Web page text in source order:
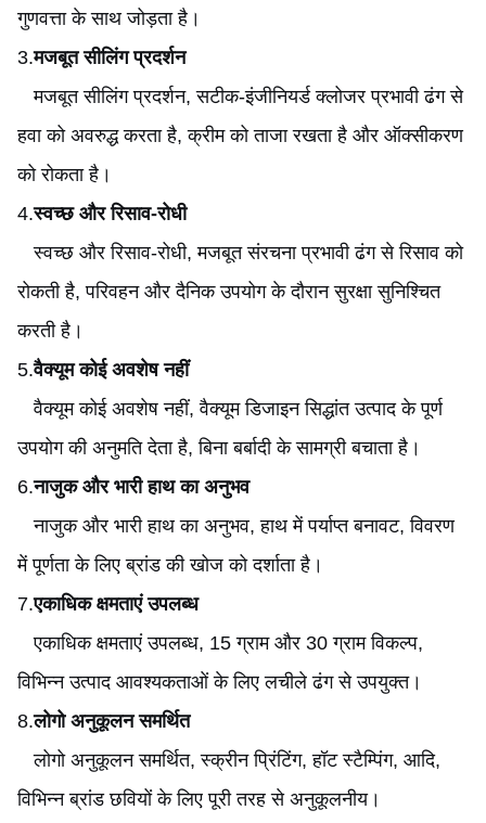
गुणवत्ता के साथ जोड़ता है।
3.मजबूत सीलिंग प्रदर्शन
मजबूत सीलिंग प्रदर्शन, सटीक-इंजीनियर्ड क्लोजर प्रभावी ढंग से
हवा को अवरुद्ध करता है, क्रीम को ताजा रखता है और ऑक्सीकरण
को रोकता है।
4.स्वच्छ और रिसाव-रोधी
स्वच्छ और रिसाव-रोधी, मजबूत संरचना प्रभावी ढंग से रिसाव को
रोकती है, परिवहन और दैनिक उपयोग के दौरान सुरक्षा सुनिश्चित
करती है।
5.वैक्यूम कोई अवशेष नहीं
वैक्यूम कोई अवशेष नहीं, वैक्यूम डिजाइन सिद्धांत उत्पाद के पूर्ण
उपयोग की अनुमति देता है, बिना बर्बादी के सामग्री बचाता है।
6.नाजुक और भारी हाथ का अनुभव
नाजुक और भारी हाथ का अनुभव, हाथ में पर्याप्त बनावट, विवरण
में पूर्णता के लिए ब्रांड की खोज को दर्शाता है।
7.एकाधिक क्षमताएं उपलब्ध
एकाधिक क्षमताएं उपलब्ध, 15 ग्राम और 30 ग्राम विकल्प,
विभिन्न उत्पाद आवश्यकताओं के लिए लचीले ढंग से उपयुक्त।
8.लोगो अनुकूलन समर्थित
लोगो अनुकूलन समर्थित, स्क्रीन प्रिंटिंग, हॉट स्टैम्पिंग, आदि,
विभिन्न ब्रांड छवियों के लिए पूरी तरह से अनुकूलनीय।